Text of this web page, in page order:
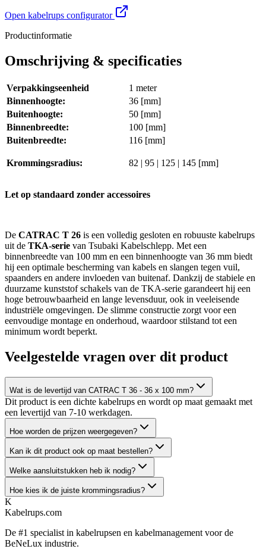
Open kabelrups configurator
Productinformatie
Omschrijving & specificaties
Verpakkingseenheid
1 meter
Binnenhoogte:
36 [mm]
Buitenhoogte:
50 [mm]
Binnenbreedte:
100 [mm]
Buitenbreedte:
116 [mm]
Krommingsradius: 82 | 95 | 125 | 145 [mm]
Let op standaard zonder accessoires
De CATRAC T 26 is een volledig gesloten en robuuste kabelrups
uit de TKA-serie van Tsubaki Kabelschlepp. Met een
binnenbreedte van 100 mm en een binnenhoogte van 36 mm biedt
hij een optimale bescherming van kabels en slangen tegen vuil,
spaanders en andere invloeden van buitenaf. Dankzij de stabiele en
duurzame kunststof schakels van de TKA-serie garandeert hij een
hoge betrouwbaarheid en lange levensduur, ook in veeleisende
industriële omgevingen. De slimme constructie zorgt voor een
eenvoudige montage en onderhoud, waardoor stilstand tot een
minimum wordt beperkt.
Veelgestelde vragen over dit product
Wat is de levertijd van CATRAC T 36 - 36 x 100 mm?
Dit product is een dichte kabelrups en wordt op maat gemaakt met
een levertijd van 7-10 werkdagen.
Hoe worden de prijzen weergegeven?
Kan ik dit product ook op maat bestellen?
Welke aansluitstukken heb ik nodig?
Hoe kies ik de juiste krommingsradius?
K
Kabelrups.com
De #1 specialist in kabelrupsen en kabelmanagement voor de
BeNeLux industrie.